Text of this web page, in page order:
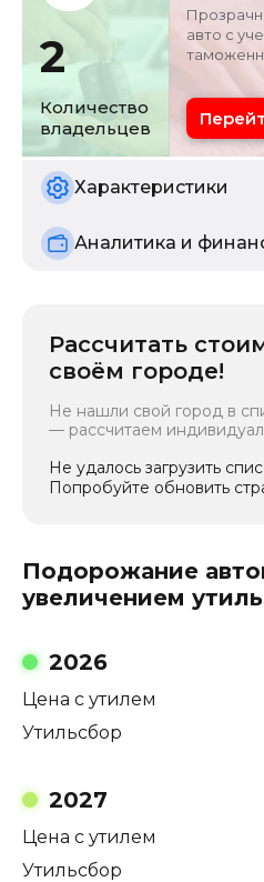
Объём двигателя
2 л
Состояние
б/у
2
Количество
владельцев
авто с
Характеристики
Аналитика и
Рассчитать
своём городе!
Не нашли свой город в
— рассчитаем
Не удалось загрузить
Попробуйте обновить
Подорожание
увеличением
2026
Цена с утилем
Утильсбор
2027
Цена с утилем
Утильсбор